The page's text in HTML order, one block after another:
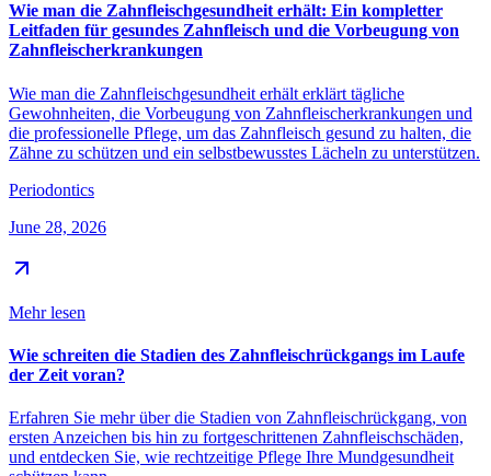
Wie man die Zahnfleischgesundheit erhält: Ein kompletter
Leitfaden für gesundes Zahnfleisch und die Vorbeugung von
Zahnfleischerkrankungen
Wie man die Zahnfleischgesundheit erhält erklärt tägliche
Gewohnheiten, die Vorbeugung von Zahnfleischerkrankungen und
die professionelle Pflege, um das Zahnfleisch gesund zu halten, die
Zähne zu schützen und ein selbstbewusstes Lächeln zu unterstützen.
Periodontics
June 28, 2026
Mehr lesen
Wie schreiten die Stadien des Zahnfleischrückgangs im Laufe
der Zeit voran?
Erfahren Sie mehr über die Stadien von Zahnfleischrückgang, von
ersten Anzeichen bis hin zu fortgeschrittenen Zahnfleischschäden,
und entdecken Sie, wie rechtzeitige Pflege Ihre Mundgesundheit